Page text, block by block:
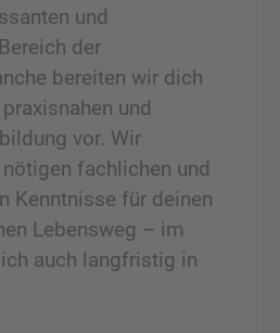
und
der
bereiten wir dich
und
vor. Wir
fachlichen und
Kenntnisse für deinen
Lebensweg – im
auch langfristig in